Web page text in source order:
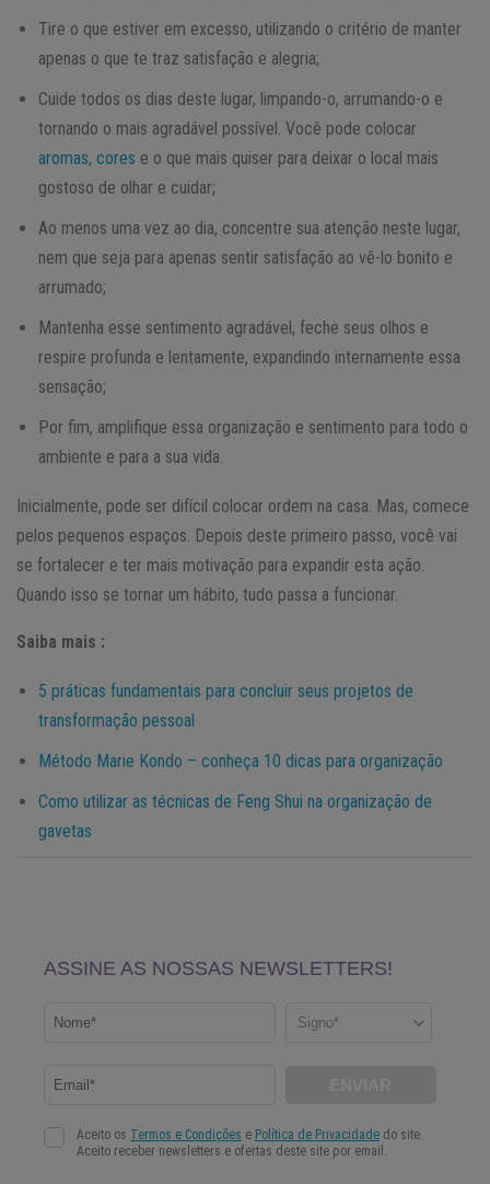
Tire o que estiver em excesso, utilizando o critério de manter
apenas o que te traz satisfação e alegria;
Cuide todos os dias deste lugar, limpando-o, arrumando-o e
tornando o mais agradável possível. Você pode colocar
aromas, cores e o que mais quiser para deixar o local mais
gostoso de olhar e cuidar;
Ao menos uma vez ao dia, concentre sua atenção neste lugar,
nem que seja para apenas sentir satisfação ao vê-lo bonito e
arrumado;
Mantenha esse sentimento agradável, feche seus olhos e
respire profunda e lentamente, expandindo internamente essa
sensação;
Por fim, amplifique essa organização e sentimento para todo o
ambiente e para a sua vida.
Inicialmente, pode ser difícil colocar ordem na casa. Mas, comece
pelos pequenos espaços. Depois deste primeiro passo, você vai
se fortalecer e ter mais motivação para expandir esta ação.
Quando isso se tornar um hábito, tudo passa a funcionar.
Saiba mais :
5 práticas fundamentais para concluir seus projetos de
transformação pessoal
Método Marie Kondo – conheça 10 dicas para organização
Como utilizar as técnicas de Feng Shui na organização de
gavetas